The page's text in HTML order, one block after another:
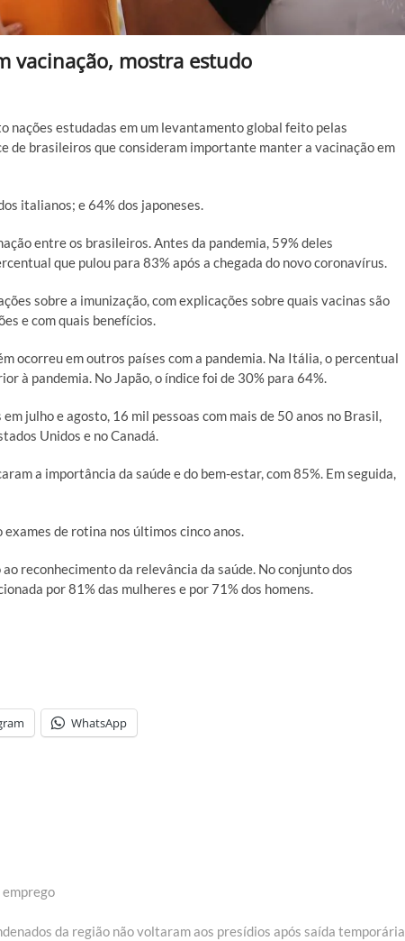
vacinação, mostra estudo
nações estudadas em um levantamento global feito pelas
de brasileiros que consideram importante manter a vacinação em
italianos; e 64% dos japoneses.
entre os brasileiros. Antes da pandemia, 59% deles
que pulou para 83% após a chegada do novo coronavírus.
sobre a imunização, com explicações sobre quais vacinas são
e com quais benefícios.
ocorreu em outros países com a pandemia. Na Itália, o percentual
à pandemia. No Japão, o índice foi de 30% para 64%.
julho e agosto, 16 mil pessoas com mais de 50 anos no Brasil,
Unidos e no Canadá.
a importância da saúde e do bem-estar, com 85%. Em seguida,
exames de rotina nos últimos cinco anos.
reconhecimento da relevância da saúde. No conjunto dos
por 81% das mulheres e por 71% dos homens.
WhatsApp
da região não voltaram aos presídios após saída temporária